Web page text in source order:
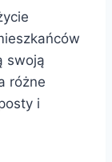
swoją
różne
i